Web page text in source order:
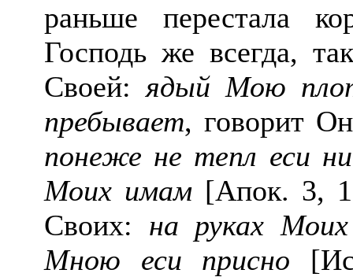
раньше перестала
Господь же всегда,
Своей: ядый Мою
пребывает, говорит
понеже не тепл еси
Моих имам[Апок. 3,
Своих: на руках
Мною еси присно